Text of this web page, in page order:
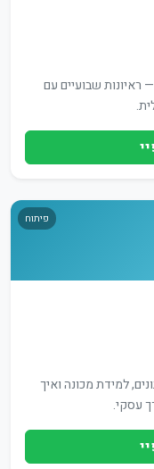
ראיונות שבועיים עם
פיתוח
למידת מכונה ואיך
עסקי.